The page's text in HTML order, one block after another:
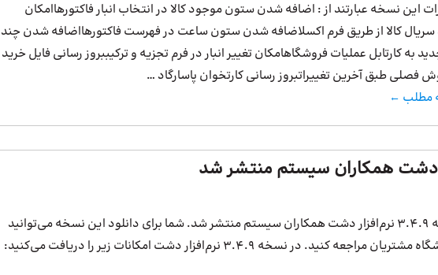
این نسخه عبارتند از : اضافه شدن ستون موجود کالا در انتخاب انبار فاکتورهاامکان
سریال کالا از طریق فرم اکسلاضافه شدن ستون ساعت در فهرست فاکتورهااضافه شدن چند
به کارتابل عملیات فروشگاهامکان تغییر انبار در فرم تجزیه و ترکیببروز رسانی فایل خرید
فصلی طبق آخرین تغییراتبروز رسانی کارتخوان پاسارگاد …
مطلب ←
نسخه 3.4.9 نرم‌افزار دشت همکاران سیستم منتشر شد. شما برای دانلود این نسخه می‌توانید
مراجعه کنید. در نسخه 3.4.9 نرم‌افزار دشت امکانات زیر را دریافت می‌کنید: